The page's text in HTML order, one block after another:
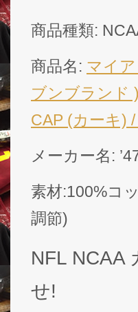
商品種類:
商品名: マイ
ブンブランド
CAP (カーキ)
メーカー名:
素材:100%コ
調節)
NFL NCAA
せ!